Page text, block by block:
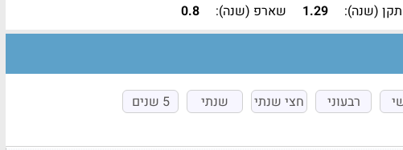
(שנה): 1.29 שארפ (שנה): 0.8
רבעוני חצי שנתי שנתי 5 שנים